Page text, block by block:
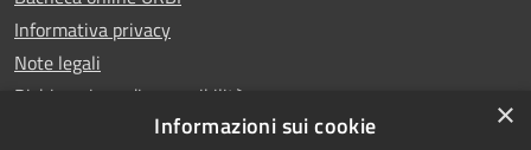
Informativa privacy
Note legali
Dichiarazione di accessibilità
×
Informazioni sui cookie